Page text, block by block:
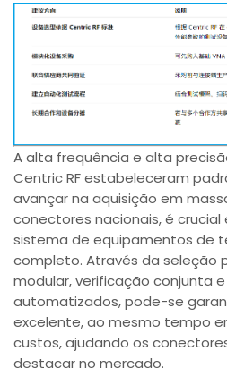
A alta frequência e alta
Centric RF estabeleceram
avançar na aquisição em
conectores nacionais, é
sistema de equipamentos de
completo. Através da seleção
modular, verificação conjunta
automatizados, pode-se
excelente, ao mesmo tempo
custos, ajudando os
destacar no mercado.